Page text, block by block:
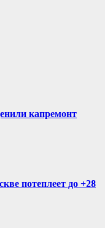
капремонт
потеплеет до +28